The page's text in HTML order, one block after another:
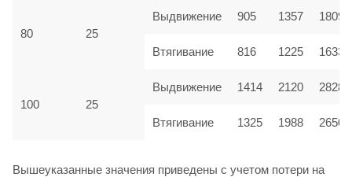
80 25
Выдвижение 905 1357 1809
Втягивание 816 1225 1633
100 25
Выдвижение 1414 2120 2828
Втягивание 1325 1988 2650
Вышеуказанные значения приведены с учетом потери на